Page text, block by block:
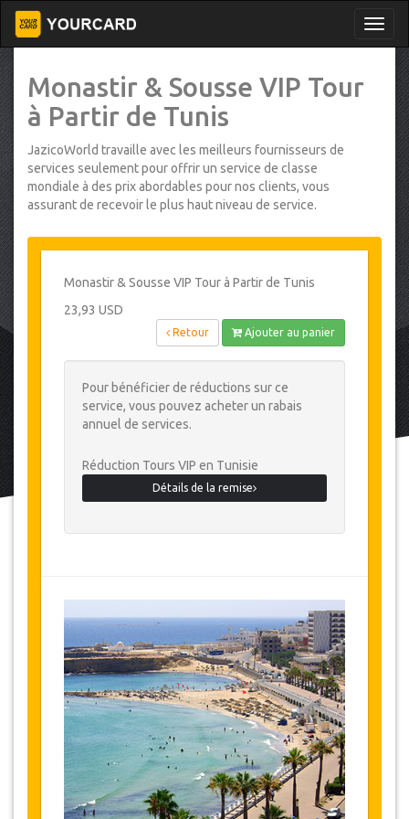
Monastir & Sousse VIP Tour
à Partir de Tunis
JazicoWorld travaille avec les meilleurs fournisseurs de
services seulement pour offrir un service de classe
mondiale à des prix abordables pour nos clients, vous
assurant de recevoir le plus haut niveau de service.
Monastir & Sousse VIP Tour à Partir de Tunis
23,93 USD
Retour Ajouter au panier
Pour bénéficier de réductions sur ce
service, vous pouvez acheter un rabais
annuel de services.
Réduction Tours VIP en Tunisie
Détails de la remise